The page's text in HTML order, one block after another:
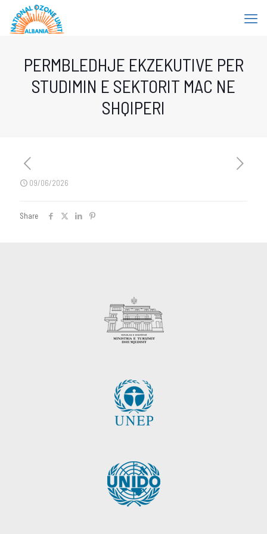
PERMBLEDHJE EKZEKUTIVE PER
STUDIMIN E SEKTORIT MAC NE
SHQIPERI
09/06/2026
Share